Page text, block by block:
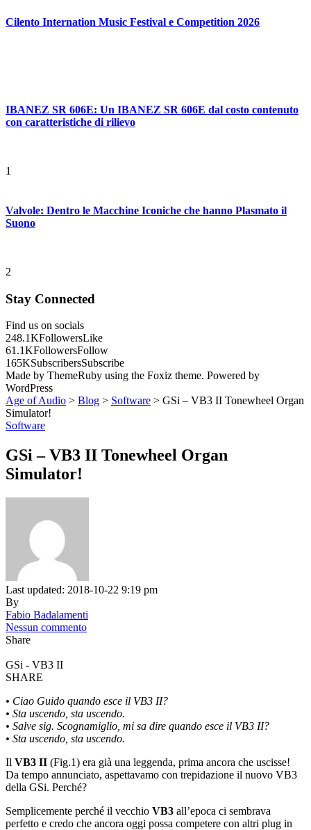
Cilento Internation Music Festival e Competition 2026
IBANEZ SR 606E: Un IBANEZ SR 606E dal costo contenuto
con caratteristiche di rilievo
1
Valvole: Dentro le Macchine Iconiche che hanno Plasmato il
Suono
2
Stay Connected
Find us on socials
248.1KFollowersLike
61.1KFollowersFollow
165KSubscribersSubscribe
Made by ThemeRuby using the Foxiz theme. Powered by
WordPress
Age of Audio > Blog > Software > GSi – VB3 II Tonewheel Organ
Simulator!
Software
GSi – VB3 II Tonewheel Organ
Simulator!
Last updated: 2018-10-22 9:19 pm
By
Fabio Badalamenti
Nessun commento
Share
GSi - VB3 II
SHARE
• Ciao Guido quando esce il VB3 II?
• Sta uscendo, sta uscendo.
• Salve sig. Scognamiglio, mi sa dire quando esce il VB3 II?
• Sta uscendo, sta uscendo.
Il VB3 II (Fig.1) era già una leggenda, prima ancora che uscisse!
Da tempo annunciato, aspettavamo con trepidazione il nuovo VB3
della GSi. Perché?
Semplicemente perché il vecchio VB3 all’epoca ci sembrava
perfetto e credo che ancora oggi possa competere con altri plug in